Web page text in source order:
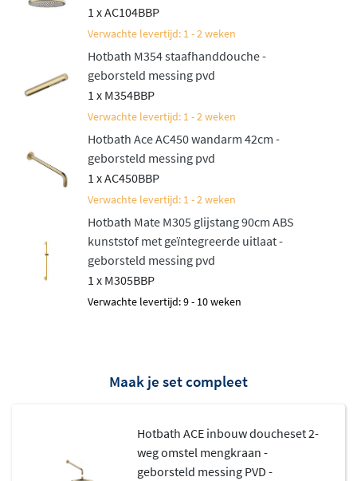
1 x AC104BBP
Verwachte levertijd: 1 - 2 weken
Hotbath M354 staafhanddouche -
geborsteld messing pvd
1 x M354BBP
Verwachte levertijd: 1 - 2 weken
Hotbath Ace AC450 wandarm 42cm -
geborsteld messing pvd
1 x AC450BBP
Verwachte levertijd: 1 - 2 weken
Hotbath Mate M305 glijstang 90cm ABS
kunststof met geïntegreerde uitlaat -
geborsteld messing pvd
1 x M305BBP
Verwachte levertijd: 9 - 10 weken
Maak je set compleet
Hotbath ACE inbouw doucheset 2-
weg omstel mengkraan -
geborsteld messing PVD -